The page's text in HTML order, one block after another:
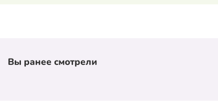
Вы ранее смотрели